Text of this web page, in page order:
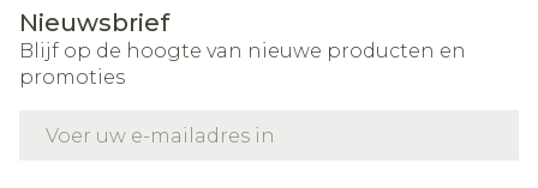
Nieuwsbrief
Blijf op de hoogte van nieuwe producten en
promoties